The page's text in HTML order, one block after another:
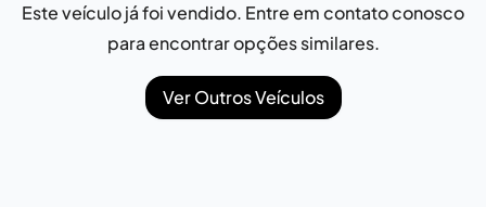
Este veículo já foi vendido. Entre em contato conosco
para encontrar opções similares.
Ver Outros Veículos